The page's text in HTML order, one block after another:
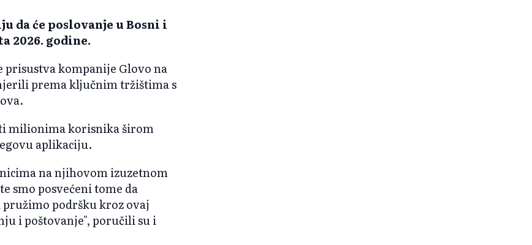
da će poslovanje u Bosni i
2026. godine.
prisustva kompanije Glovo na
prema ključnim tržištima s
milionima korisnika širom
aplikaciju.
na njihovom izuzetnom
smo posvećeni tome da
pružimo podršku kroz ovaj
i poštovanje", poručili su i